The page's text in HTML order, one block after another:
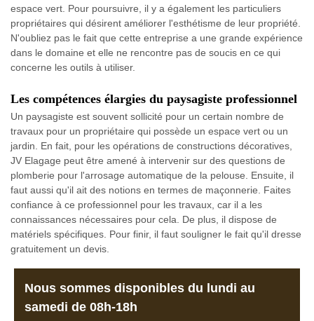
espace vert. Pour poursuivre, il y a également les particuliers
propriétaires qui désirent améliorer l'esthétisme de leur propriété.
N'oubliez pas le fait que cette entreprise a une grande expérience
dans le domaine et elle ne rencontre pas de soucis en ce qui
concerne les outils à utiliser.
Les compétences élargies du paysagiste professionnel
Un paysagiste est souvent sollicité pour un certain nombre de
travaux pour un propriétaire qui possède un espace vert ou un
jardin. En fait, pour les opérations de constructions décoratives,
JV Elagage peut être amené à intervenir sur des questions de
plomberie pour l'arrosage automatique de la pelouse. Ensuite, il
faut aussi qu'il ait des notions en termes de maçonnerie. Faites
confiance à ce professionnel pour les travaux, car il a les
connaissances nécessaires pour cela. De plus, il dispose de
matériels spécifiques. Pour finir, il faut souligner le fait qu'il dresse
gratuitement un devis.
Nous sommes disponibles du lundi au
samedi de 08h-18h